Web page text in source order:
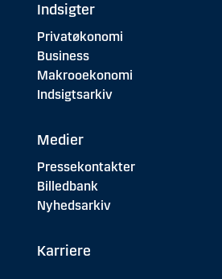
Indsigter
Privatøkonomi
Business
Makrooekonomi
Indsigtsarkiv
Medier
Pressekontakter
Billedbank
Nyhedsarkiv
Karriere